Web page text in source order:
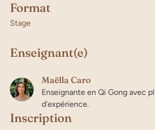
Format
Stage
Enseignant(e)
Maëlla Caro
Enseignante en Qi Gong avec
d'expérience.
Inscription